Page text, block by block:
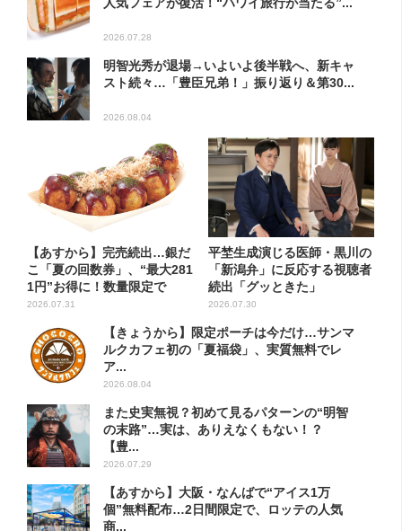
2026.07.28
明智光秀が退場→いよいよ後半戦へ、新キャ
スト続々…「豊臣兄弟！」振り返り＆第30...
2026.08.04
【あすから】完売続出…銀だ
こ「夏の回数券」、“最大281
1円”お得に！数量限定で
2026.07.31
平埜生成演じる医師・黒川の
「新潟弁」に反応する視聴者
続出「グッときた」
2026.07.30
【きょうから】限定ポーチは今だけ…サンマ
ルクカフェ初の「夏福袋」、実質無料でレ
ア...
2026.08.04
また史実無視？初めて見るパターンの“明智
の末路”…実は、ありえなくもない！？
【豊...
2026.07.29
【あすから】大阪・なんばで“アイス1万
個”無料配布…2日間限定で、ロッテの人気
商...